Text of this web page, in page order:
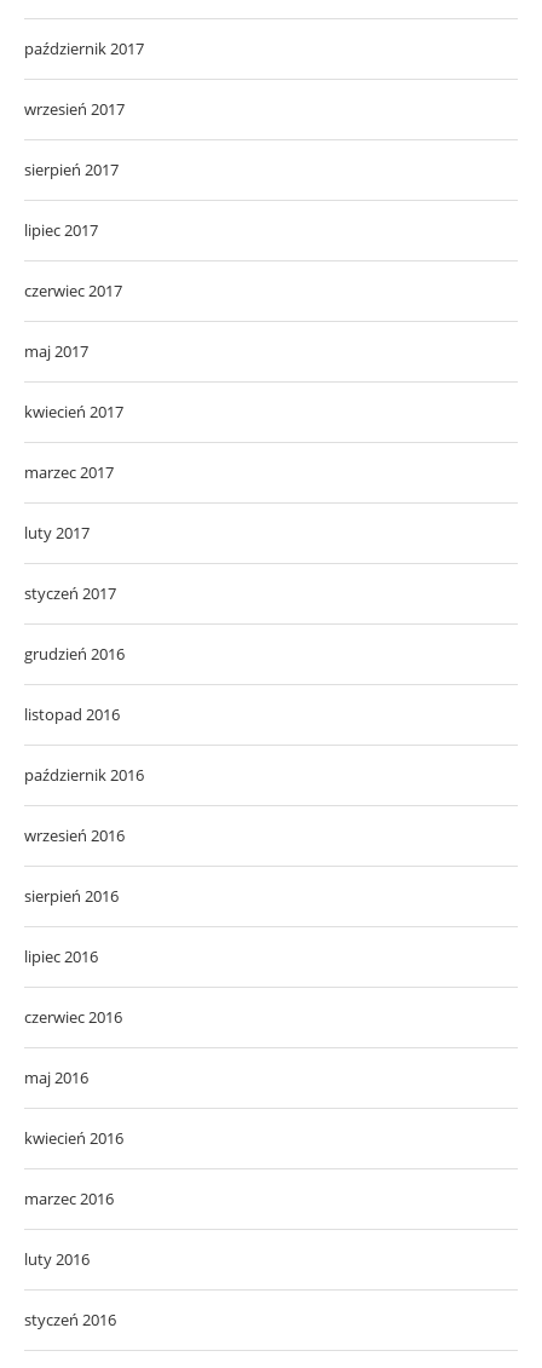
październik 2017
wrzesień 2017
sierpień 2017
lipiec 2017
czerwiec 2017
maj 2017
kwiecień 2017
marzec 2017
luty 2017
styczeń 2017
grudzień 2016
listopad 2016
październik 2016
wrzesień 2016
sierpień 2016
lipiec 2016
czerwiec 2016
maj 2016
kwiecień 2016
marzec 2016
luty 2016
styczeń 2016